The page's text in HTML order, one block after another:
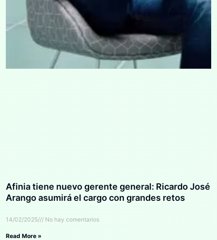
Afinia tiene nuevo gerente general: Ricardo José
Arango asumirá el cargo con grandes retos
14/02/2025 No hay comentarios
Read More »